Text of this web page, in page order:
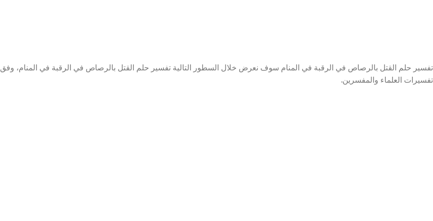
تفسير حلم القتل بالرصاص في الرقبة في المنام سوف نعرض خلال السطور التالية تفسير حلم القتل بالرصاص في الرقبة في المنام، وفق
تفسيرات العلماء والمفسرين.